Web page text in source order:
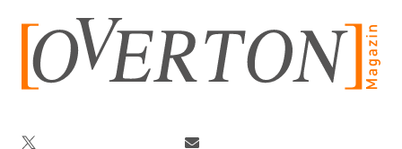
springen